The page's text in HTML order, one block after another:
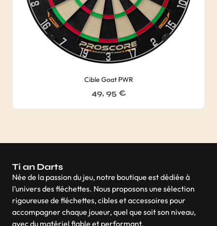
Cible Goat PWR
49, 95 €
Ti an Darts
Née de la passion du jeu, notre boutique est dédiée à
l’univers des fléchettes. Nous proposons une sélection
rigoureuse de fléchettes, cibles et accessoires pour
accompagner chaque joueur, quel que soit son niveau,
avec du matériel fiable et performant.